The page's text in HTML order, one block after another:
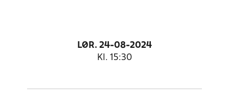
LØR. 24-08-2024
Kl. 15:30